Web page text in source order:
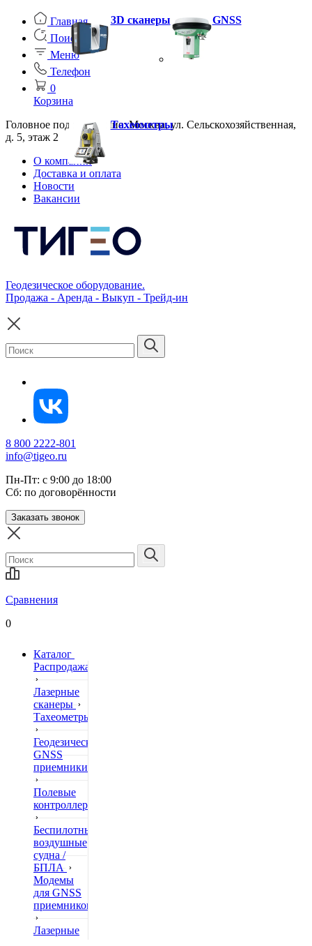
Главная
Поиск
Меню
Телефон
0
Корзина
Головное подразделение: Москва, ул. Сельскохозяйственная,
д. 5, этаж 2
О компании
Доставка и оплата
Новости
Вакансии
Геодезическое оборудование.
Продажа - Аренда - Выкуп - Трейд-ин
8 800 2222-801
info@tigeo.ru
Пн-Пт: с 9:00 до 18:00
Сб: по договорённости
Заказать звонок
Сравнения
0
Каталог
Распродажа
Лазерные
сканеры
Тахеометры
Геодезические
GNSS
приемники
Полевые
контроллеры
Беспилотные
воздушные
судна /
БПЛА
Модемы
для GNSS
приемников
Лазерные
3D сканеры GNSS
Тахеометры